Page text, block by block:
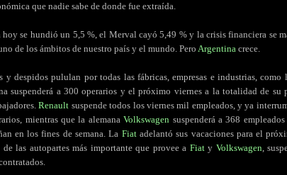
que nadie sabe de donde fue extraída.
hoy se hundió un 5,5 %, el Merval cayó 5,49 % y la crisis financiera se
de los ámbitos de nuestro país y el mundo. PeroArgentina crece.
y despidos pululan por todas las fábricas, empresas e industrias, como
suspenderá a 300 operarios y el próximo viernes a la totalidad de su
Renault suspende todos los viernes mil empleados, y ya
mientras que la alemanaVolkswagen suspenderá a 368
en los fines de semana. La Fiatadelantó sus vacaciones para el
las autopartes más importante que provee a Fiaty Volkswagen,